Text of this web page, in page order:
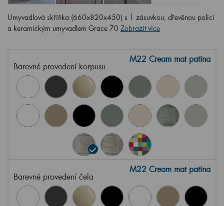
Umyvadlová skříňka (660x820x450) s 1 zásuvkou, dřevěnou policí
a keramickým umyvadlem Grace 70 Zobrazit více
Barevné provedení korpusu
M22 Cream mat patina
Barevné provedení čela
M22 Cream mat patina